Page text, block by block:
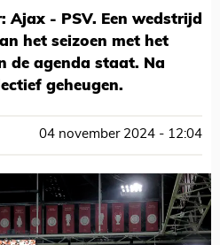
Ajax - PSV. Een wedstrijd
het seizoen met het
de agenda staat. Na
geheugen.
04 november 2024 - 12:04